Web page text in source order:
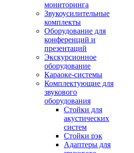
мониторинга
Звукоусилительные
комплекты
Оборудование для
конференций и
презентаций
Экскурсионное
оборудование
Караоке-системы
Комплектующие для
звукового
оборудования
Стойки для
акустических
систем
Стойки рэк
Адаптеры для